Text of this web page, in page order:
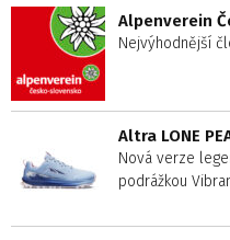
Alpenverein
Nejvýhodnější
Altra LONE
Nová verze
podrážkou